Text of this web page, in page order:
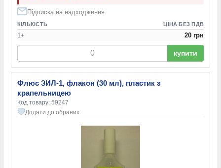
Підписка на надходження
КІЛЬКІСТЬ ЦІНА БЕЗ ПДВ
1+ 20 грн
купити
Флюс ЗИЛ-1, флакон (30 мл), пластик з
крапельницею
Код товару: 59247
Додати до обраних